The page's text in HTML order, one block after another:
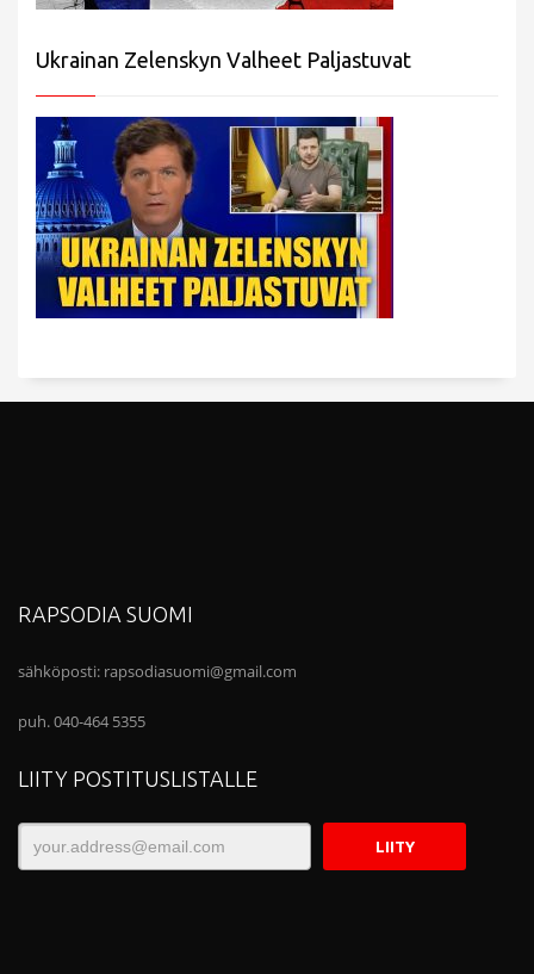
Ukrainan Zelenskyn Valheet Paljastuvat
RAPSODIA SUOMI
sähköposti: rapsodiasuomi@gmail.com
puh. 040-464 5355
LIITY POSTITUSLISTALLE